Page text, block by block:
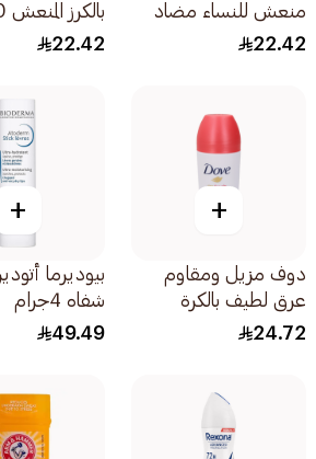
منعش للنساء مضاد
للتعرق 50مل
22.42
بالكرز المنعش 50مل
22.42
+
دوف مزيل ومقاوم
عرق لطيف بالكرة
الدوارة رول أون
24.72
+
بيوديرما
شفاه 4جرام
49.49